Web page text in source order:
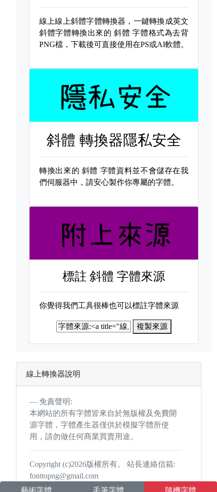
線上線上斜體字體轉換器，一鍵轉換成英文
斜體字體轉換出來的斜體 字體格式為去背
PNG檔，下載後可直接使用在PS或AI軟體。
斜體 轉換器隱私安全
轉換出來的 斜體 字體資料並不會儲存在我
們伺服器中，請安心製作你專屬的字體。
標註斜體 字體來源
你覺得我們工具很棒也可以標註字體來源
複製來源
線上轉換器說明
免責聲明:
本網站的所有字體皆來自於無版權及免費開
源字體，字體產生器僅供於模擬字體所使
用，請勿做任何商業買賣用途。
Copyright (c)2026版權所有。 站長連絡信箱:
fonttopng@gmail.com
藝術字體
毛筆字體 隨機字體